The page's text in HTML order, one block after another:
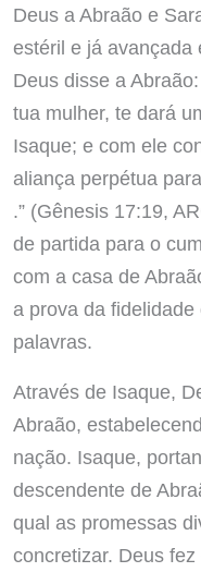
Deus a Abraão e
estéril e já avançada
Deus disse a
tua mulher, te dará
Isaque; e com ele
aliança perpétua
.” (Gênesis 17:19,
de partida para o
com a casa de
a prova da
palavras.
Através de Isaque,
Abraão,
nação. Isaque,
descendente de
qual as promessas
concretizar. Deus